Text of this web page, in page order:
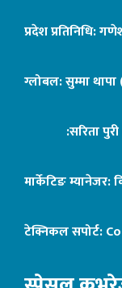
प्रदेश प्रतिनिधि:
ग्लोबल: सुम्मा
:सरिता पुरी
मार्केटिङ म्यानेजर:
टेक्निकल सपोर्ट: